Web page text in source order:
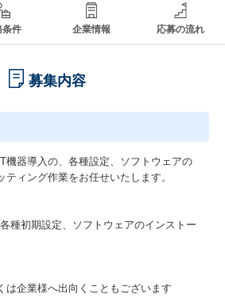
条件 企業情報 応募の流れ
募集内容
器導入の、各種設定、ソフトウェアの
ティング作業をお任せいたします。
種初期設定、ソフトウェアのインストー
は企業様へ出向くこともございます